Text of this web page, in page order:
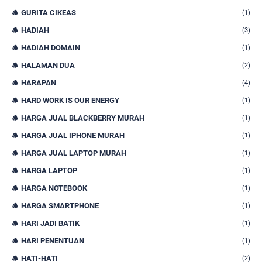
GURITA CIKEAS (1)
HADIAH (3)
HADIAH DOMAIN (1)
HALAMAN DUA (2)
HARAPAN (4)
HARD WORK IS OUR ENERGY (1)
HARGA JUAL BLACKBERRY MURAH (1)
HARGA JUAL IPHONE MURAH (1)
HARGA JUAL LAPTOP MURAH (1)
HARGA LAPTOP (1)
HARGA NOTEBOOK (1)
HARGA SMARTPHONE (1)
HARI JADI BATIK (1)
HARI PENENTUAN (1)
HATI-HATI (2)